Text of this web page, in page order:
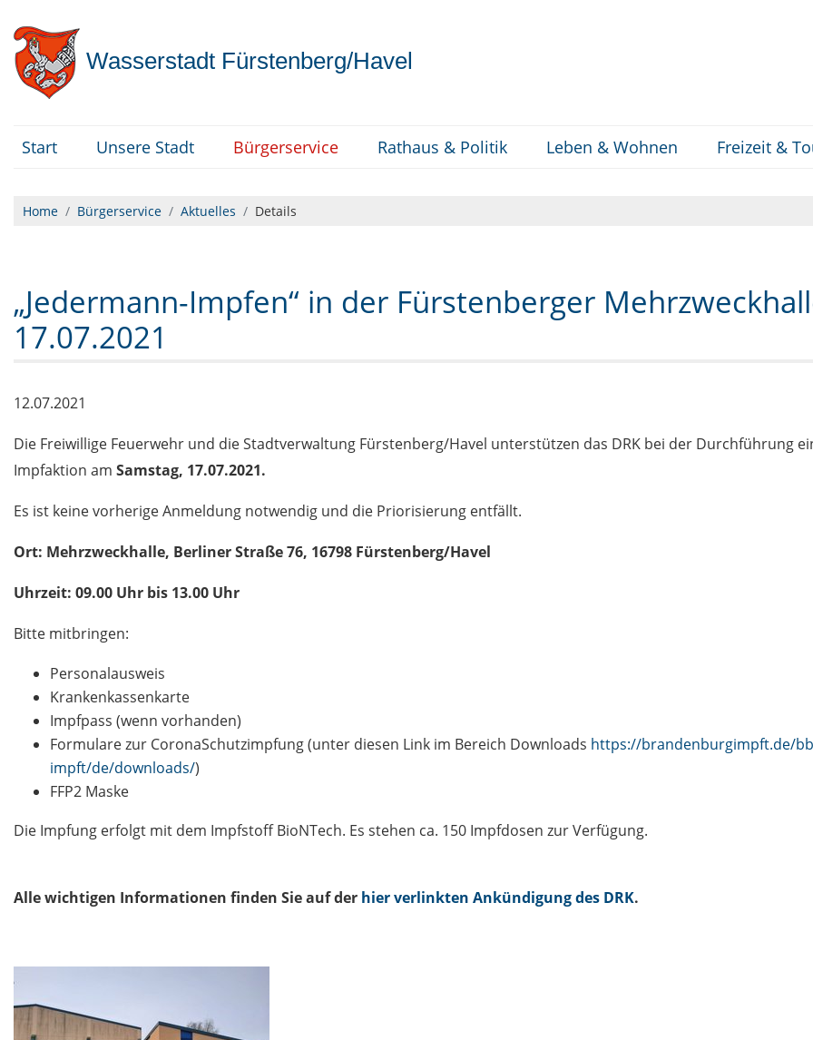
Wasserstadt Fürstenberg/Havel
Start Unsere Stadt Bürgerservice Rathaus & Politik Leben & Wohnen Freizeit &
Home Bürgerservice Aktuelles Details
„Jedermann-Impfen“ in der Fürstenberger
17.07.2021
12.07.2021
Die Freiwillige Feuerwehr und die Stadtverwaltung Fürstenberg/Havel unterstützen das DRK bei der Durchführung
Impfaktion am Samstag, 17.07.2021.
Es ist keine vorherige Anmeldung notwendig und die Priorisierung entfällt.
Ort: Mehrzweckhalle, Berliner Straße 76, 16798 Fürstenberg/Havel
Uhrzeit: 09.00 Uhr bis 13.00 Uhr
Bitte mitbringen:
Personalausweis
Krankenkassenkarte
Impfpass (wenn vorhanden)
Formulare zur CoronaSchutzimpfung (unter diesen Link im Bereich Downloads https://brandenburgimpft.de/
impft/de/downloads/)
FFP2 Maske
Die Impfung erfolgt mit dem Impfstoff BioNTech. Es stehen ca. 150 Impfdosen zur Verfügung.
Alle wichtigen Informationen finden Sie auf der hier verlinkten Ankündigung des DRK.